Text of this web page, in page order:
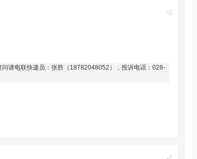
请电联快递员：张胜（18782048052），投诉电话：028-